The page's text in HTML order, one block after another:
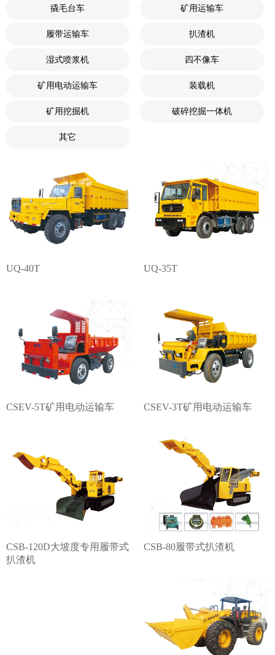
撬毛台车 矿用运输车
履带运输车 扒渣机
湿式喷浆机 四不像车
矿用电动运输车 装载机
矿用挖掘机 破碎挖掘一体机
其它
UQ-40T UQ-35T
CSEV-5T矿用电动运输车 CSEV-3T矿用电动运输车
CSB-120D大坡度专用履带式
扒渣机
CSB-80履带式扒渣机